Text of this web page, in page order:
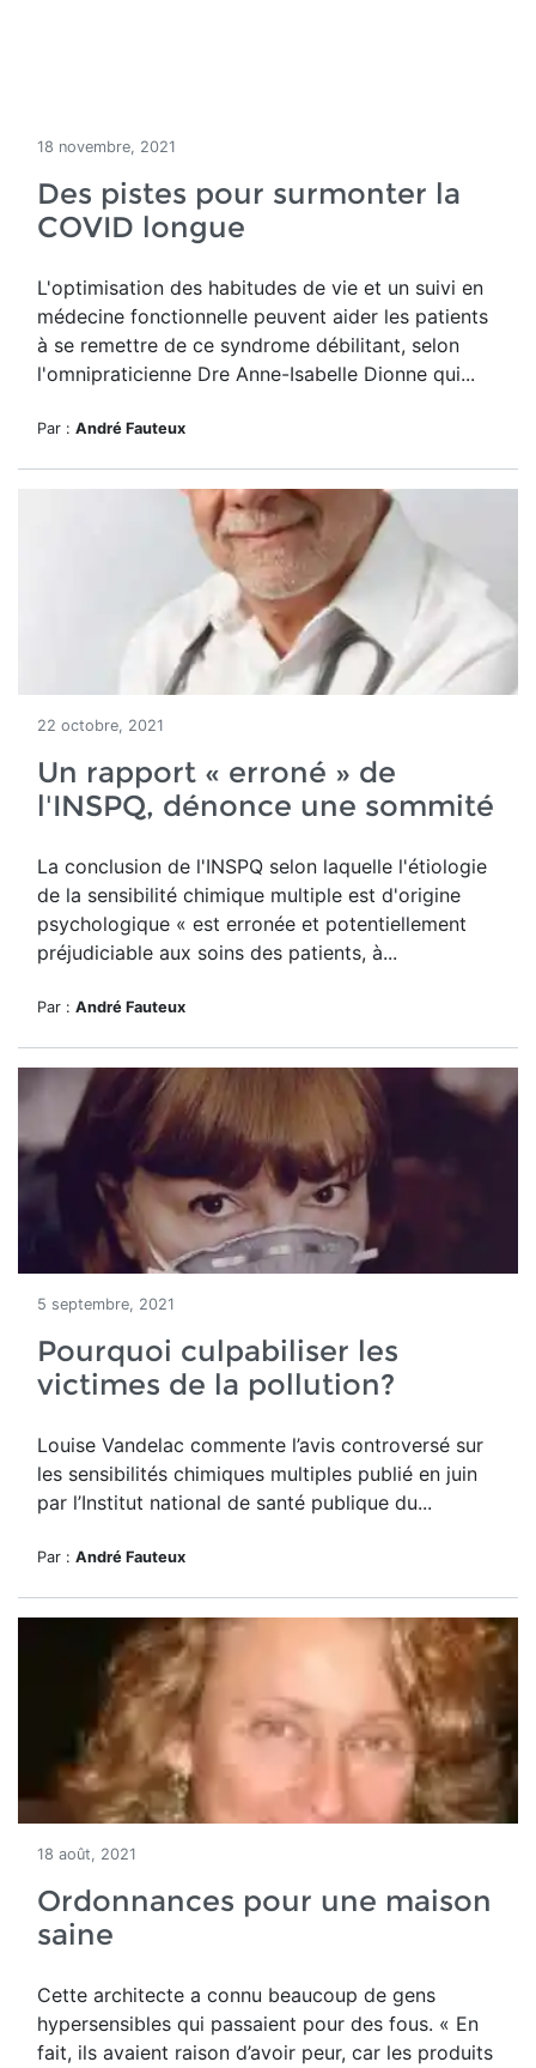
18 novembre, 2021
Des pistes pour surmonter la
COVID longue
L'optimisation des habitudes de vie et un suivi en
médecine fonctionnelle peuvent aider les patients
à se remettre de ce syndrome débilitant, selon
l'omnipraticienne Dre Anne-Isabelle Dionne qui...
Par : André Fauteux
22 octobre, 2021
Un rapport « erroné » de
l'INSPQ, dénonce une sommité
La conclusion de l'INSPQ selon laquelle l'étiologie
de la sensibilité chimique multiple est d'origine
psychologique « est erronée et potentiellement
préjudiciable aux soins des patients, à...
Par : André Fauteux
5 septembre, 2021
Pourquoi culpabiliser les
victimes de la pollution?
Louise Vandelac commente l’avis controversé sur
les sensibilités chimiques multiples publié en juin
par l’Institut national de santé publique du...
Par : André Fauteux
18 août, 2021
Ordonnances pour une maison
saine
Cette architecte a connu beaucoup de gens
hypersensibles qui passaient pour des fous. « En
fait, ils avaient raison d’avoir peur, car les produits